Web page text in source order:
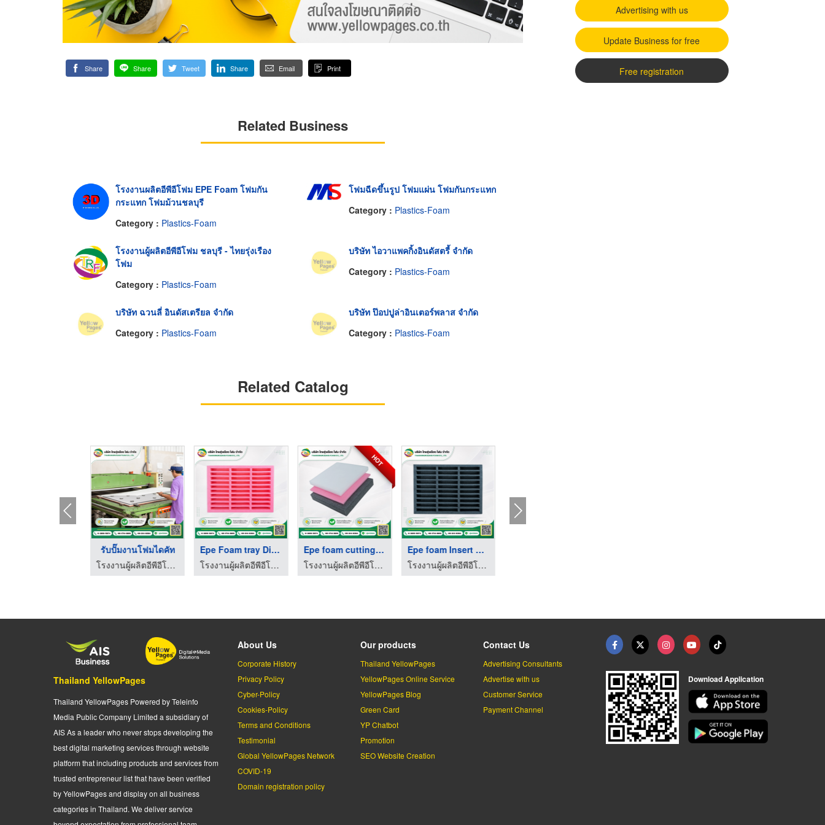
Share Share Tweet Share Email Print
Related Business
โรงงานผลิตอีพีอีโฟม EPE Foam โฟมกัน
กระแทก โฟมม้วนชลบุรี
Category : Plastics-Foam
โฟมฉีดขึ้นรูป โฟมแผ่น โฟมกันกระแทก
Category : Plastics-Foam
โรงงานผู้ผลิตอีพีอีโฟม ชลบุรี - ไทยรุ่งเรือง
โฟม
Category : Plastics-Foam
บริษัท ไอวาแพคกิ้งอินดัสตรี้ จำกัด
Category : Plastics-Foam
บริษัท ฉวนลี่ อินดัสเตรียล จำกัด
Category : Plastics-Foam
บริษัท ป๊อปปูล่าอินเตอร์พลาส จำกัด
Category : Plastics-Foam
Related Catalog
รับปั๊มงานโฟมไดคัท
โรงงานผู้ผลิตอีพีอีโฟม ชลบุรี - ไทยรุ่งเรือง โฟม
Epe Foam tray Diecut ...
โรงงานผู้ผลิตอีพีอีโฟม ชลบุรี - ไทยรุ่งเรือง โฟม
HOT
Epe foam cutting Pad
โรงงานผู้ผลิตอีพีอีโฟม ชลบุรี - ไทยรุ่งเรือง โฟม
Epe foam Insert Diec ...
โรงงานผู้ผลิตอีพีอีโฟม ชลบุรี - ไทยรุ่งเรือง โฟม
Advertising with us
Update Business for free
Free registration
Thailand YellowPages
Thailand YellowPages Powered by Teleinfo
Media Public Company Limited a subsidiary of
AIS As a leader who never stops developing the
best digital marketing services through website
platform that including products and services from
trusted entrepreneur list that have been verified
by YellowPages and display on all business
categories in Thailand. We deliver service
About Us
Corporate History
Privacy Policy
Cyber-Policy
Cookies-Policy
Terms and Conditions
Testimonial
Global YellowPages Network
COVID-19
Domain registration policy
Our products
Thailand YellowPages
YellowPages Online Service
YellowPages Blog
Green Card
YP Chatbot
Promotion
SEO Website Creation
Contact Us
Advertising Consultants
Advertise with us
Customer Service
Payment Channel
Download Application